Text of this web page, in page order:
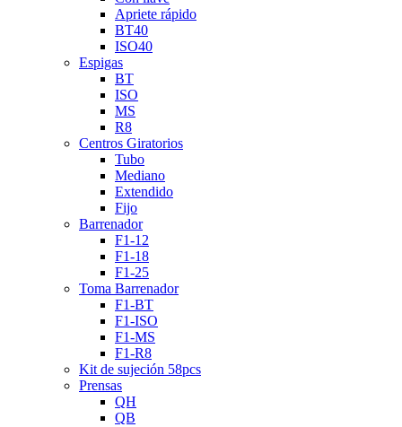
Apriete rápido
BT40
ISO40
Espigas
BT
ISO
MS
R8
Centros Giratorios
Tubo
Mediano
Extendido
Fijo
Barrenador
F1-12
F1-18
F1-25
Toma Barrenador
F1-BT
F1-ISO
F1-MS
F1-R8
Kit de sujeción 58pcs
Prensas
QH
QB